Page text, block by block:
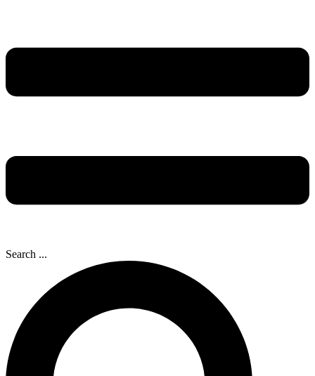
Search ...